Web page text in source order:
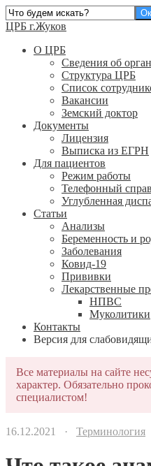
ЦРБ г.Жуков
О ЦРБ
Сведения об
Структура ЦРБ
Список
Вакансии
Земский доктор
Документы
Лицензия
Выписка из ЕГРН
Для пациентов
Режим работы
Телефонный
Углубленная
Статьи
Анализы
Беременность и
Заболевания
Ковид-19
Прививки
Лекарственные
НПВС
Муколитики
Контакты
Версия для
Все материалы на сайте
характер. Обязательно
специалистом!
16.12.2021 · Терминология